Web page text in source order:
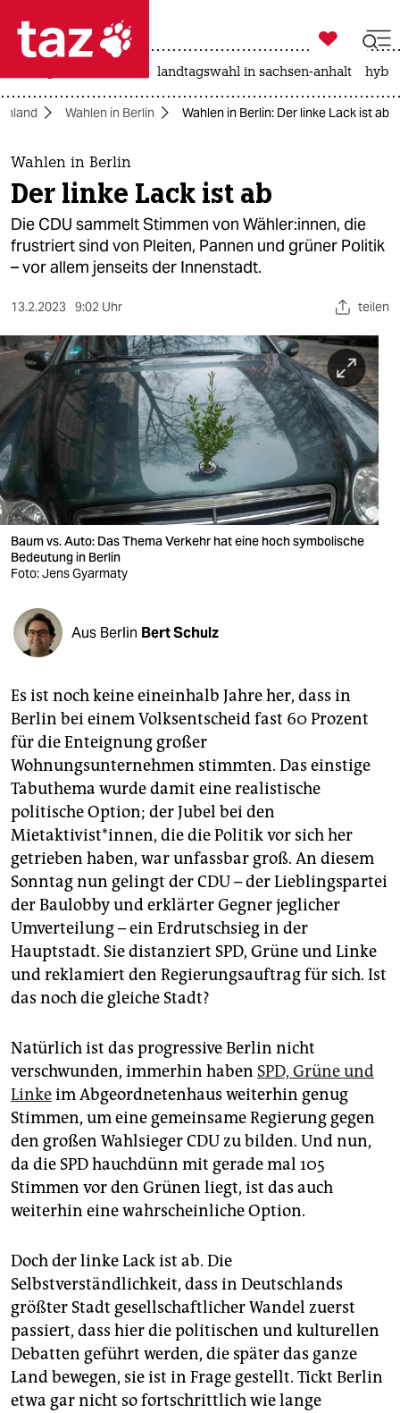
 taz zahl ich
taz zahl ich
themen
politik
öko
gesellschaft
sport
berlin
nord
wahrheit
verlag
verlag
shop
fragen & hilfe
unterstützen
abo
genossenschaft
epaper login

taz zahl ich
landtagswahl in sachsen-anhalt
Wahlen in Berlin Wahlen in Berlin: Der linke Lack ist ab
Wahlen in Berlin
Der linke Lack ist ab
Die CDU sammelt Stimmen von Wähler:innen, die
frustriert sind von Pleiten, Pannen und grüner Politik
– vor allem jenseits der Innenstadt.
13.2.2023 9:02 Uhr teilen
Baum vs. Auto: Das Thema Verkehr hat eine hoch symbolische
Bedeutung in Berlin
Foto: Jens Gyarmaty
Aus Berlin Bert Schulz
Es ist noch keine eineinhalb Jahre her, dass in
Berlin bei einem Volksentscheid fast 60 Prozent
für die Enteignung großer
Wohnungsunternehmen stimmten. Das einstige
Tabuthema wurde damit eine realistische
politische Option; der Jubel bei den
Mietaktivist*innen, die die Politik vor sich her
getrieben haben, war unfassbar groß. An diesem
Sonntag nun gelingt der CDU – der Lieblingspartei
der Baulobby und erklärter Gegner jeglicher
Umverteilung – ein Erdrutschsieg in der
Hauptstadt. Sie distanziert SPD, Grüne und Linke
und reklamiert den Regierungsauftrag für sich. Ist
das noch die gleiche Stadt?
Natürlich ist das progressive Berlin nicht
verschwunden, immerhin haben SPD, Grüne und
Linkeim Abgeordnetenhaus weiterhin genug
Stimmen, um eine gemeinsame Regierung gegen
den großen Wahlsieger CDU zu bilden. Und nun,
da die SPD hauchdünn mit gerade mal 105
Stimmen vor den Grünen liegt, ist das auch
weiterhin eine wahrscheinliche Option.
Doch der linke Lack ist ab. Die
Selbstverständlichkeit, dass in Deutschlands
größter Stadt gesellschaftlicher Wandel zuerst
passiert, dass hier die politischen und kulturellen
Debatten geführt werden, die später das ganze
Land bewegen, sie ist in Frage gestellt. Tickt Berlin
etwa gar nicht so fortschrittlich wie lange